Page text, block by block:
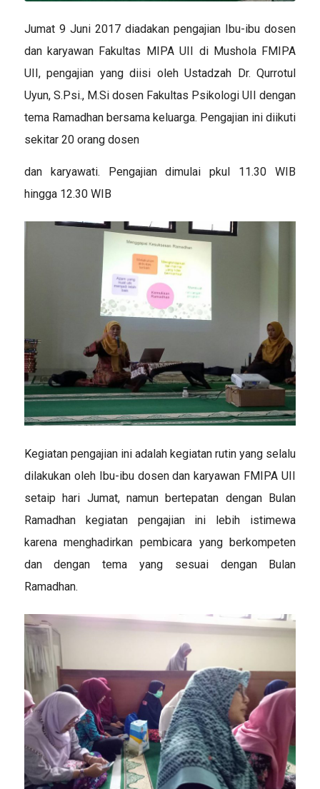
Jumat 9 Juni 2017 diadakan pengajian Ibu-ibu dosen
dan karyawan Fakultas MIPA UII di Mushola FMIPA
UII, pengajian yang diisi oleh Ustadzah Dr. Qurrotul
Uyun, S.Psi., M.Si dosen Fakultas Psikologi UII dengan
tema Ramadhan bersama keluarga. Pengajian ini diikuti
sekitar 20 orang dosen
dan karyawati. Pengajian dimulai pkul 11.30 WIB
hingga 12.30 WIB
Kegiatan pengajian ini adalah kegiatan rutin yang selalu
dilakukan oleh Ibu-ibu dosen dan karyawan FMIPA UII
setaip hari Jumat, namun bertepatan dengan Bulan
Ramadhan kegiatan pengajian ini lebih istimewa
karena menghadirkan pembicara yang berkompeten
dan dengan tema yang sesuai dengan Bulan
Ramadhan.